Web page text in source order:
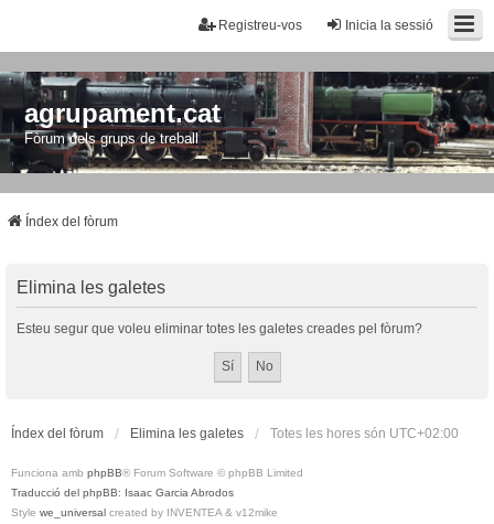
Inicia la sessió
Registreu-vos
agrupament.cat
Fòrum dels grups de treball
Índex del fòrum
Elimina les galetes
Esteu segur que voleu eliminar totes les galetes creades pel fòrum?
Índex del fòrum Elimina les galetes Totes les hores són UTC+02:00
Funciona amb phpBB® Forum Software © phpBB Limited
Traducció del phpBB: Isaac Garcia Abrodos
Style we_universal created by INVENTEA & v12mike